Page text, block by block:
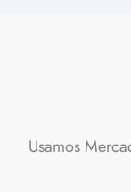
Usamos